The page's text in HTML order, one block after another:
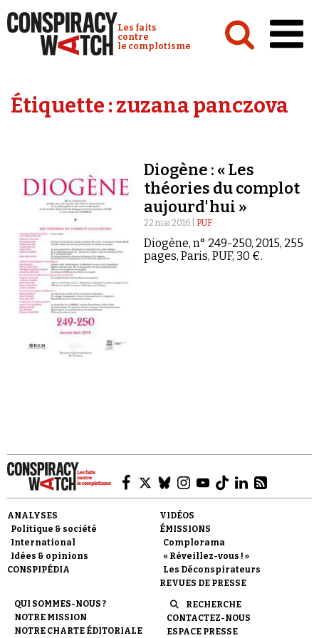
Conspiracy Watch :
Les faits
contre
le complotisme
Analyses
Émissions
Revues de presse
Newsletter
Demander à Vera
Étiquette :zuzana panczova
Diogène : « Les
théories du complot
aujourd'hui »
22 mai 2016 | PUF
Diogène, n° 249-250, 2015, 255
pages, Paris, PUF, 30 €.
ANALYSES
Politique & société
International
Idées & opinions
CONSPIPÉDIA
VIDÉOS
ÉMISSIONS
Complorama
« Réveillez-vous ! »
Les Déconspirateurs
REVUES DE PRESSE
QUI SOMMES-NOUS ?
NOTRE MISSION
NOTRE CHARTE ÉDITORIALE
RECHERCHE
CONTACTEZ-NOUS
ESPACE PRESSE